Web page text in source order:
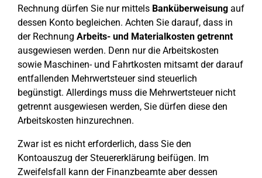
Rechnung dürfen Sie nur mittels Banküberweisung auf
dessen Konto begleichen. Achten Sie darauf, dass in
der Rechnung Arbeits- und Materialkosten getrennt
ausgewiesen werden. Denn nur die Arbeitskosten
sowie Maschinen- und Fahrtkosten mitsamt der darauf
entfallenden Mehrwertsteuer sind steuerlich
begünstigt. Allerdings muss die Mehrwertsteuer nicht
getrennt ausgewiesen werden, Sie dürfen diese den
Arbeitskosten hinzurechnen.
Zwar ist es nicht erforderlich, dass Sie den
Kontoauszug der Steuererklärung beifügen. Im
Zweifelsfall kann der Finanzbeamte aber dessen